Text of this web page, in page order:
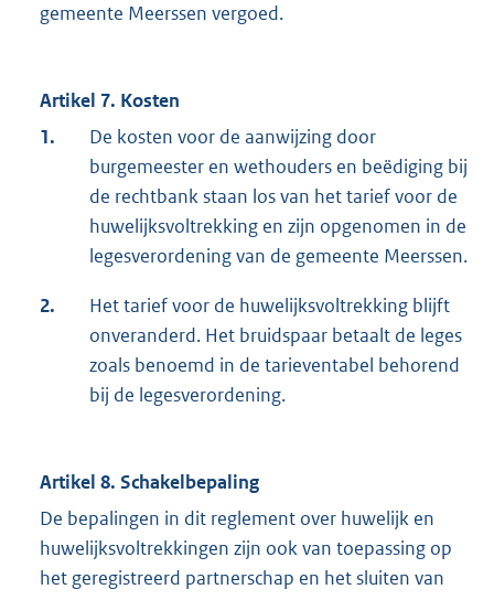
gemeente Meerssen vergoed.
Artikel 7. Kosten
1.
De kosten voor de aanwijzing door
burgemeester en wethouders en beëdiging bij
de rechtbank staan los van het tarief voor de
huwelijksvoltrekking en zijn opgenomen in de
legesverordening van de gemeente Meerssen.
2.
Het tarief voor de huwelijksvoltrekking blijft
onveranderd. Het bruidspaar betaalt de leges
zoals benoemd in de tarieventabel behorend
bij de legesverordening.
Artikel 8. Schakelbepaling
De bepalingen in dit reglement over huwelijk en
huwelijksvoltrekkingen zijn ook van toepassing op
het geregistreerd partnerschap en het sluiten van